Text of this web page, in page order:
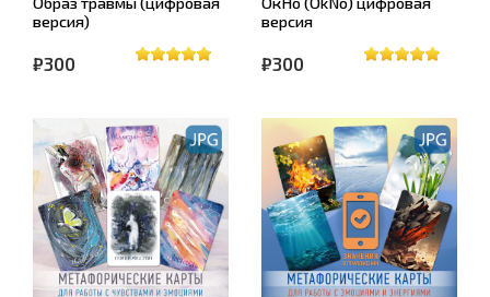
версия)
₽300
версия
₽300